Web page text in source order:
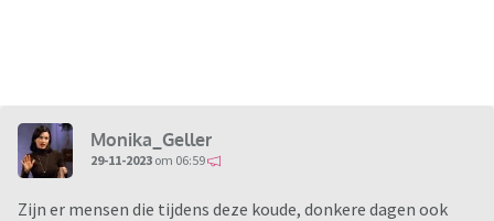
Monika_Geller
29-11-2023 om 06:59
Zijn er mensen die tijdens deze koude, donkere dagen ook